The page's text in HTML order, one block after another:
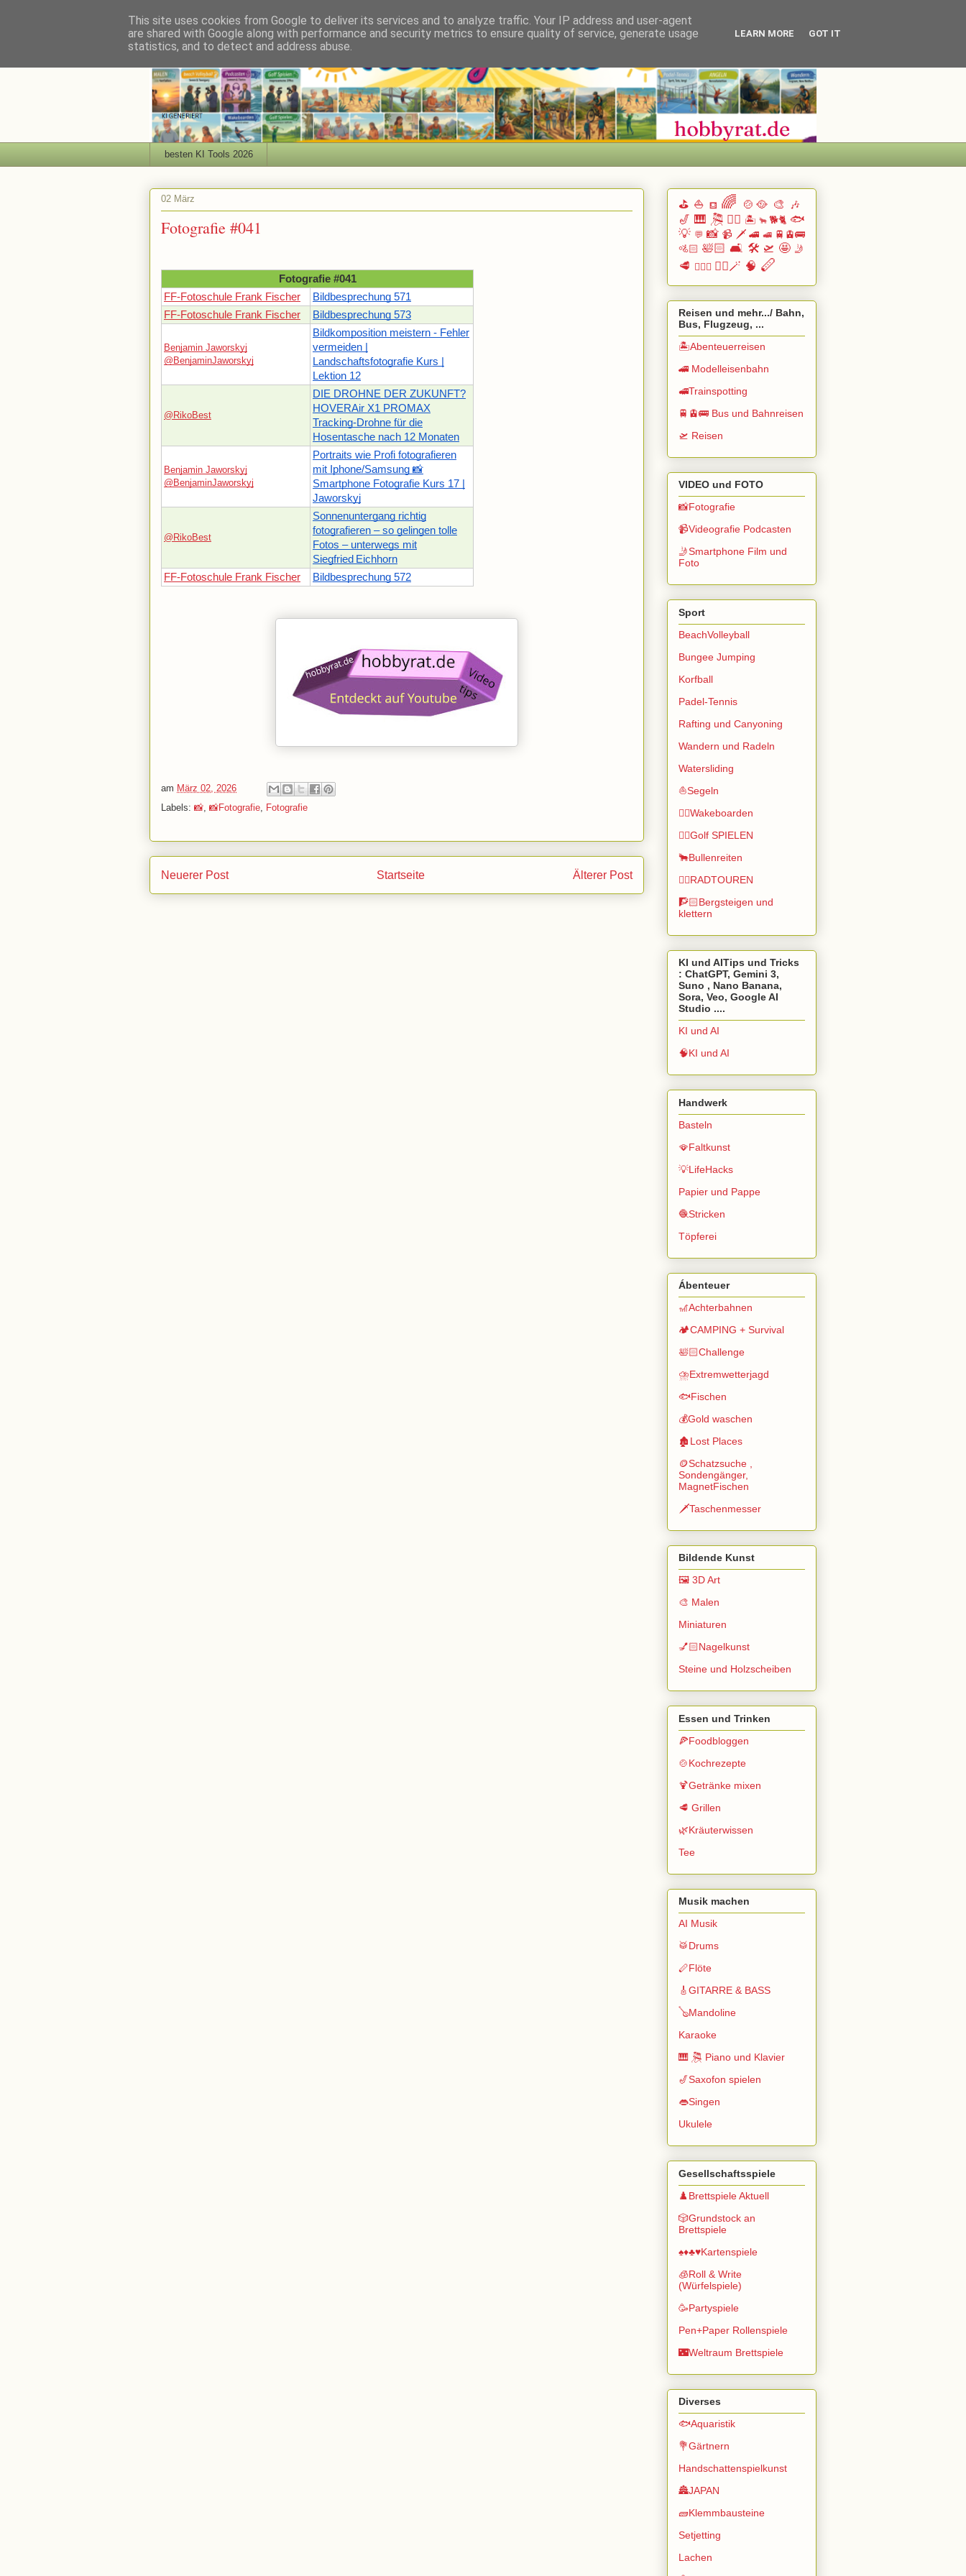
besten KI Tools 2026
02 März
Fotografie #041
Fotografie #041
FF-Fotoschule Frank Fischer
Bildbesprechung 571
FF-Fotoschule Frank Fischer
Bildbesprechung 573
Benjamin Jaworskyj
@BenjaminJaworskyj
Bildkomposition meistern - Fehler
vermeiden |
Landschaftsfotografie Kurs |
Lektion 12
@RikoBest
DIE DROHNE DER ZUKUNFT?
HOVERAir X1 PROMAX
Tracking-Drohne für die
Hosentasche nach 12 Monaten
Benjamin Jaworskyj
@BenjaminJaworskyj
Portraits wie Profi fotografieren
mit Iphone/Samsung 📸
Smartphone Fotografie Kurs 17 |
Jaworskyj
@RikoBest
Sonnenuntergang richtig
fotografieren – so gelingen tolle
Fotos – unterwegs mit
Siegfried Eichhorn
FF-Fotoschule Frank Fischer
Bildbesprechung 572
am März 02, 2026
Labels: 📸 📸Fotografie Fotografie
Neuerer Post Älterer Post
Startseite
⛳ ⛵ ⛾ 🌈 🍲🥘 🎨 🎶
🎷 🎹 🎘 🏄🏽 🏝️ 🐂 🐕🐈 🐟
💡 💬 📸 📹 🗡️ 🚄 🚅 🚆🚊🚌
🚵🏻 🛀🏻 🛋️ 🛠️ 🛫 🤩 🤳
🥩 🧗🏻‍♀️ 🧙‍♂️🪄 🧠 🪈
Reisen und mehr.../ Bahn,
Bus, Flugzeug, ...
🏝️Abenteuerreisen
🚄 Modelleisenbahn
🚅Trainspotting
🚆🚊🚌 Bus und Bahnreisen
🛫 Reisen
VIDEO und FOTO
📸Fotografie
📹Videografie Podcasten
🤳Smartphone Film und
Foto
Sport
BeachVolleyball
Bungee Jumping
Korfball
Padel-Tennis
Rafting und Canyoning
Wandern und Radeln
Watersliding
⛵Segeln
🏄🏽Wakeboarden
🏌️‍♂️Golf SPIELEN
🐂Bullenreiten
🚴‍♂️RADTOUREN
🧗🏻Bergsteigen und
klettern
KI und AITips und Tricks
: ChatGPT, Gemini 3,
Suno , Nano Banana,
Sora, Veo, Google AI
Studio ....
KI und AI
🧠KI und AI
Handwerk
Basteln
🪭Faltkunst
💡LifeHacks
Papier und Pappe
🧶Stricken
Töpferei
Ábenteuer
🎢Achterbahnen
🏕️CAMPING + Survival
🛀🏻Challenge
⛈️Extremwetterjagd
🐟Fischen
💰Gold waschen
🏚️Lost Places
🪙Schatzsuche ,
Sondengänger,
MagnetFischen
🗡️Taschenmesser
Bildende Kunst
🖼️ 3D Art
🎨 Malen
Miniaturen
💅🏻Nagelkunst
Steine und Holzscheiben
Essen und Trinken
🍕Foodbloggen
🍲Kochrezepte
🍹Getränke mixen
🥩 Grillen
🌿Kräuterwissen
Tee
Musik machen
AI Musik
🥁Drums
🪈Flöte
🎸GITARRE & BASS
🪕Mandoline
Karaoke
🎹 🎘 Piano und Klavier
🎷Saxofon spielen
👄Singen
Ukulele
Gesellschaftsspiele
♟️Brettspiele Aktuell
🎲Grundstock an
Brettspiele
♠️♦️♣️♥️Kartenspiele
🧊Roll & Write
(Würfelspiele)
🥳Partyspiele
Pen+Paper Rollenspiele
🌃Weltraum Brettspiele
Diverses
🐟Aquaristik
💐Gärtnern
Handschattenspielkunst
🏯JAPAN
🧱Klemmbausteine
Setjetting
Lachen
This site uses cookies from Google to deliver its services and to analyze traffic. Your IP address and user-agent
are shared with Google along with performance and security metrics to ensure quality of service, generate usage
statistics, and to detect and address abuse.
LEARN MORE GOT IT